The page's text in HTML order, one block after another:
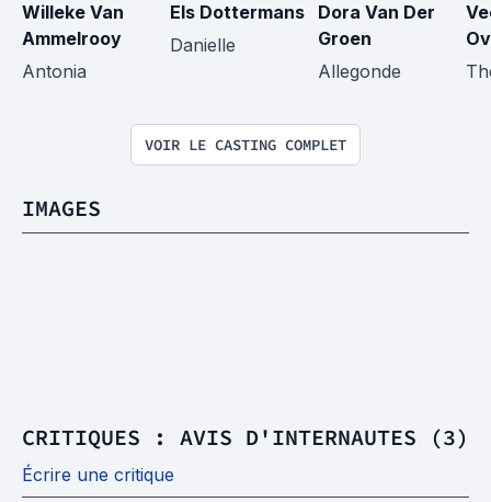
Willeke Van
Ammelrooy
Antonia
Els Dottermans
Danielle
Dora Van Der
Groen
Allegonde
VOIR LE CASTING COMPLET
IMAGES
CRITIQUES : AVIS D'INTERNAUTES (3)
Écrire une critique